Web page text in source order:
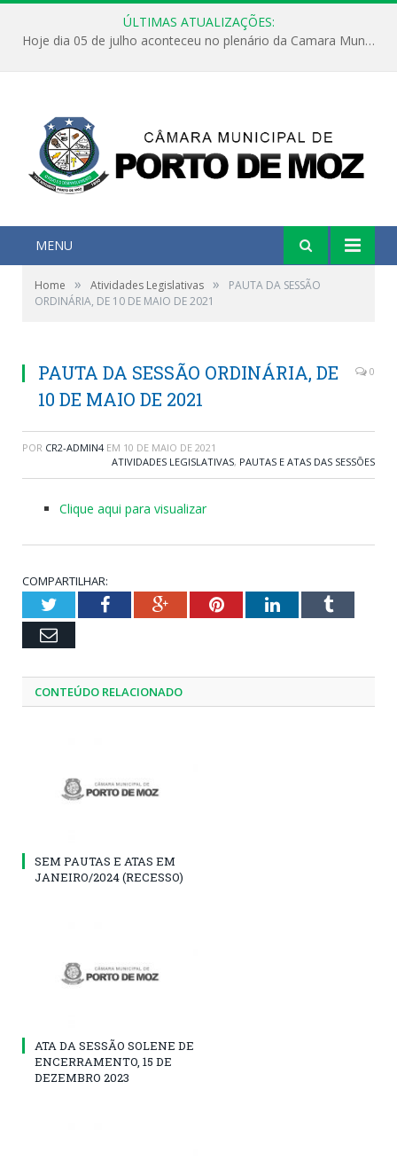
ÚLTIMAS ATUALIZAÇÕES:
Hoje dia 05 de julho aconteceu no plenário da Camara Municipal de Porto de Moz a Sessão Solene de Abertura dos Trabalhos Legislativos 2º Período da 23ª Legislatura
MENU
Home » Atividades Legislativas »
PAUTA DA SESSÃO
ORDINÁRIA, DE 10 DE MAIO DE 2021
PAUTA DA SESSÃO ORDINÁRIA, DE
10 DE MAIO DE 2021
0
POR CR2-ADMIN4 EM 10 DE MAIO DE 2021
ATIVIDADES LEGISLATIVAS, PAUTAS E ATAS DAS SESSÕES
Clique aqui para visualizar
COMPARTILHAR:
TwitterFacebookGoogle+PinterestLinkedInTumblr
Email
CONTEÚDO RELACIONADO
SEM PAUTAS E ATAS EM
JANEIRO/2024 (RECESSO)
ATA DA SESSÃO SOLENE DE
ENCERRAMENTO, 15 DE
DEZEMBRO 2023